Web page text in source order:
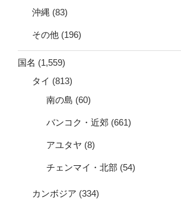
沖縄 (83)
その他 (196)
国名 (1,559)
タイ (813)
南の島 (60)
バンコク・近郊 (661)
アユタヤ (8)
チェンマイ・北部 (54)
カンボジア (334)